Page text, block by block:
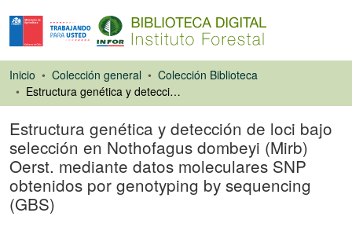
Inicio Colección general
Colección Biblioteca
Estructura genética y detección de loci bajo selección en Nothofagus dombeyi (Mirb) Oerst. mediante datos moleculares SNP obtenidos por genotyping by sequencing (GBS)
Estructura genética y detección de loci bajo
selección en Nothofagus dombeyi (Mirb)
Oerst. mediante datos moleculares SNP
obtenidos por genotyping by sequencing
(GBS)